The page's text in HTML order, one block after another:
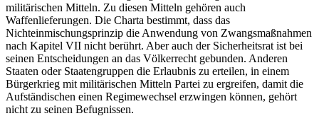
militärischen Mitteln. Zu diesen Mitteln gehören auch
Waffenlieferungen. Die Charta bestimmt, dass das
Nichteinmischungsprinzip die Anwendung von Zwangsmaßnahmen
nach Kapitel VII nicht berührt. Aber auch der Sicherheitsrat ist bei
seinen Entscheidungen an das Völkerrecht gebunden. Anderen
Staaten oder Staatengruppen die Erlaubnis zu erteilen, in einem
Bürgerkrieg mit militärischen Mitteln Partei zu ergreifen, damit die
Aufständischen einen Regimewechsel erzwingen können, gehört
nicht zu seinen Befugnissen.